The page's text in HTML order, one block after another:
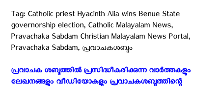
Tag: Catholic priest Hyacinth Alia wins Benue State
governorship election, Catholic Malayalam News,
Pravachaka Sabdam Christian Malayalam News Portal,
Pravachaka Sabdam, പ്രവാചകശബ്ദം
പ്രവാചക ശബ്ദത്തിൽ പ്രസിദ്ധീകരിക്കുന്ന വാർത്തകളും
ലേഖനങ്ങളും വീഡിയോകളും പ്രവാചകശബ്ദത്തിന്റെ